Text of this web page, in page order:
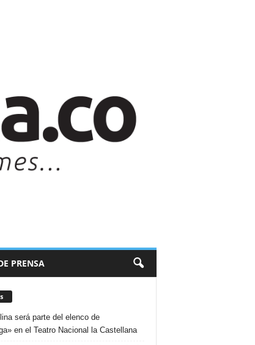
PRENSA
será parte del elenco de
en el Teatro Nacional la Castellana